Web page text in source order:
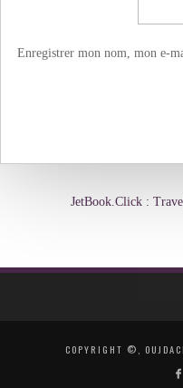
Enregistrer mon nom, mon e-
JetBook.Click :
COPYRIGHT ©,